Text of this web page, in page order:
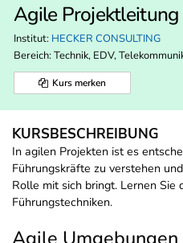
Agile Projektleitung
Institut: HECKER CONSULTING
Bereich: Technik, EDV,
Kurs merken
KURSBESCHREIBUNG
In agilen Projekten ist es
Führungskräfte zu verstehen
Rolle mit sich bringt. Lernen Sie
Führungstechniken.